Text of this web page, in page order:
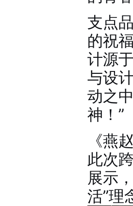
支点
的祝
计源
与设
动之
神！”
《燕
此次
展示
活”理